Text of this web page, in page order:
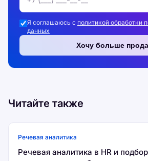
Я соглашаюсь с политикой обработки
данных
Хочу больше
Читайте также
Речевая аналитика
Речевая аналитика в HR и